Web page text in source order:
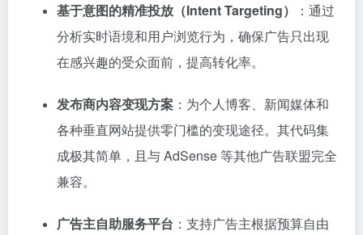
基于意图的精准投放（Intent Targeting）
：通过
分析实时语境和用户浏览行为，确保广告只出现
在感兴趣的受众面前，提高转化率。
发布商内容变现方案 ：为个人博客、新闻媒体和
各种垂直网站提供零门槛的变现途径。其代码集
成极其简单，且与 AdSense 等其他广告联盟完全
兼容。
广告主自助服务平台 ：支持广告主根据预算自由